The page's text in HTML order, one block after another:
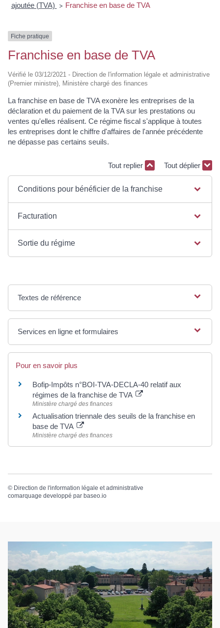
ajoutée (TVA)
> Franchise en base de TVA
Fiche pratique
Franchise en base de TVA
Vérifié le 03/12/2021 - Direction de l'information légale et administrative
(Premier ministre), Ministère chargé des finances
La franchise en base de TVA exonère les entreprises de la
déclaration et du paiement de la TVA sur les prestations ou
ventes qu'elles réalisent. Ce régime fiscal s'applique à toutes
les entreprises dont le chiffre d'affaires de l'année précédente
ne dépasse pas certains seuils.
Tout replier Tout déplier
Conditions pour bénéficier de la franchise
Facturation
Sortie du régime
Textes de référence
Services en ligne et formulaires
Pour en savoir plus
Bofip-Impôts n°BOI-TVA-DECLA-40 relatif aux
régimes de la franchise de TVA
Ministère chargé des finances
Actualisation triennale des seuils de la franchise en
base de TVA
Ministère chargé des finances
© Direction de l'information légale et administrative
comarquage developpé par baseo.io